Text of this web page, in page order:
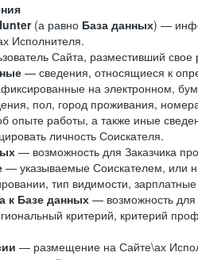
(а равно База данных) —
Исполнителя.
Сайта, разместивший
— сведения, относящиеся к
на электронном,
пол, город проживания,
опыте работы, а также иные
личность Соискателя.
— возможность для Заказчика
— указываемые Соискателем, или
тип видимости,
к Базе данных — возможность
критерий, критерий
— размещение на Сайте\ах